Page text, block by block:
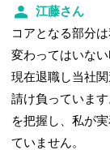
江藤さん
コアとなる部分
変わってはいな
現在退職し当社
請け負っていま
を把握し、私が
ていません。